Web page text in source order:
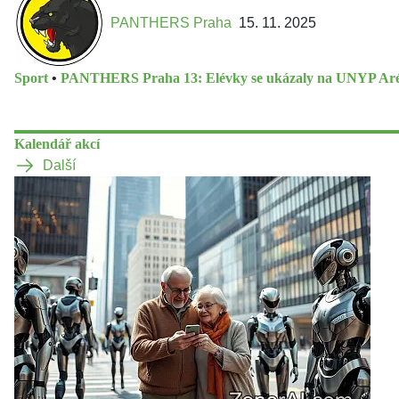
PANTHERS Praha 15. 11. 2025
Sport • PANTHERS Praha 13: Elévky se ukázaly na UNYP
Kalendář akcí
Další